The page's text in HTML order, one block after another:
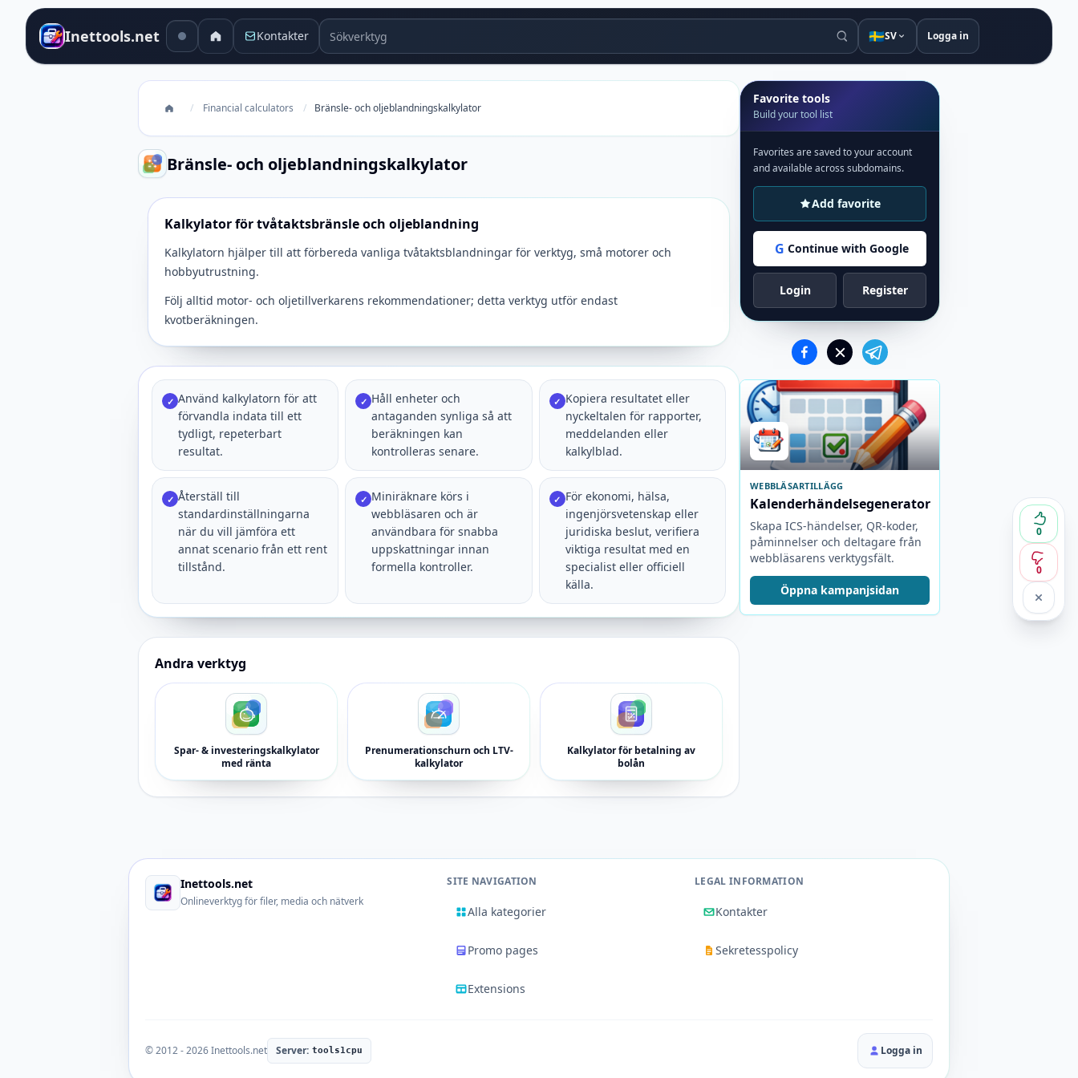
Inettools.net Kontakter Sökverktyg 🇸🇪SV Logga in
/ Financial calculators / Bränsle- och oljeblandningskalkylator
Bränsle- och oljeblandningskalkylator
0
0
Kalkylator för tvåtaktsbränsle och oljeblandning
Kalkylatorn hjälper till att förbereda vanliga tvåtaktsblandningar för verktyg, små motorer och
hobbyutrustning.
Följ alltid motor- och oljetillverkarens rekommendationer; detta verktyg utför endast
kvotberäkningen.
✓ Använd kalkylatorn för att
förvandla indata till ett
tydligt, repeterbart
resultat.
✓ Håll enheter och
antaganden synliga så att
beräkningen kan
kontrolleras senare.
✓ Kopiera resultatet eller
nyckeltalen för rapporter,
meddelanden eller
kalkylblad.
✓ Återställ till
standardinställningarna
när du vill jämföra ett
annat scenario från ett rent
tillstånd.
✓ Miniräknare körs i
webbläsaren och är
användbara för snabba
uppskattningar innan
formella kontroller.
✓ För ekonomi, hälsa,
ingenjörsvetenskap eller
juridiska beslut, verifiera
viktiga resultat med en
specialist eller officiell
källa.
Andra verktyg
Spar- & investeringskalkylator
med ränta
Prenumerationschurn och LTV-
kalkylator
Kalkylator för betalning av
bolån
Favorite tools
Build your tool list
Favorites are saved to your account
and available across subdomains.
Add favorite
G Continue with Google
Login Register
WEBBLÄSARTILLÄGG
Kalenderhändelsegenerator
Skapa ICS-händelser, QR-koder,
påminnelser och deltagare från
webbläsarens verktygsfält.
Öppna kampanjsidan
Inettools.net
Onlineverktyg för filer, media och nätverk
SITE NAVIGATION
Alla kategorier
Promo pages
Extensions
LEGAL INFORMATION
Kontakter
Sekretesspolicy
© 2012 - 2026 Inettools.net Server: tools1cpu Logga in